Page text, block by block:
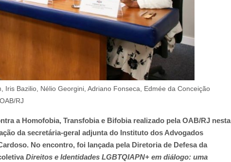
Iris Bazilio, Nélio Georgini, Adriano Fonseca, Edmée da Conceição
RJ
a Homofobia, Transfobia e Bifobia realizado pela OAB/RJ nesta
da secretária-geral adjunta do Instituto dos Advogados
No encontro, foi lançada pela Diretoria de Defesa da
Direitos e Identidades LGBTQIAPN+ em diálogo: uma